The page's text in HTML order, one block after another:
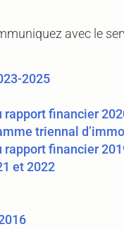
avec le
2025
rapport financier
triennal
financier
et 2022